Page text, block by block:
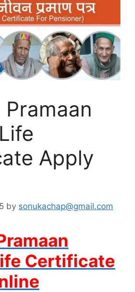
Apply
by sonukachap@gmail.com
Certificate